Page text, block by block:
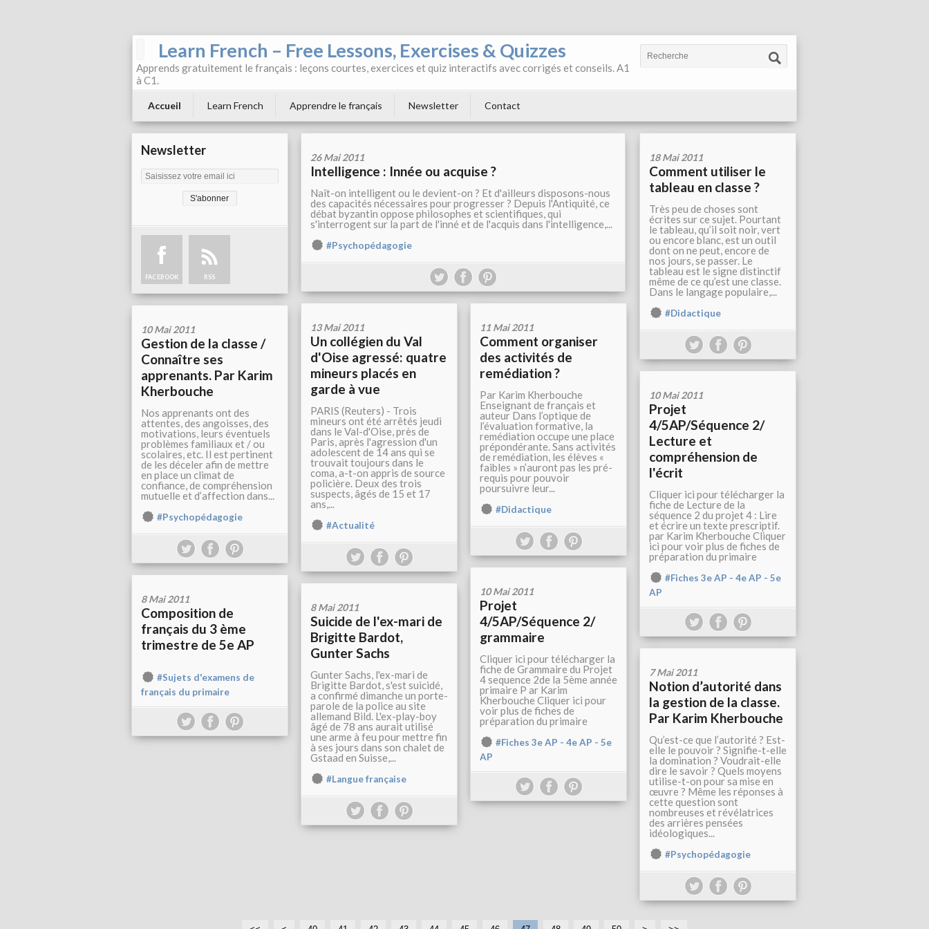
Learn French – Free Lessons, Exercises & Quizzes
Apprends gratuitement le français : leçons courtes, exercices et quiz interactifs avec corrigés et conseils. A1
à C1.
Accueil Learn French Apprendre le français Newsletter Contact
Newsletter
FACEBOOK RSS
26 Mai 2011
Intelligence : Innée ou acquise ?
Naît-on intelligent ou le devient-on ? Et d'ailleurs disposons-nous
des capacités nécessaires pour progresser ? Depuis l'Antiquité, ce
débat byzantin oppose philosophes et scientifiques, qui
s'interrogent sur la part de l'inné et de l'acquis dans l'intelligence,...
#Psychopédagogie
18 Mai 2011
Comment utiliser le
tableau en classe ?
Très peu de choses sont
écrites sur ce sujet. Pourtant
le tableau, qu’il soit noir, vert
ou encore blanc, est un outil
dont on ne peut, encore de
nos jours, se passer. Le
tableau est le signe distinctif
même de ce qu’est une classe.
Dans le langage populaire,...
#Didactique
13 Mai 2011
Un collégien du Val
d'Oise agressé: quatre
mineurs placés en
garde à vue
PARIS (Reuters) - Trois
mineurs ont été arrêtés jeudi
dans le Val-d'Oise, près de
Paris, après l'agression d'un
adolescent de 14 ans qui se
trouvait toujours dans le
coma, a-t-on appris de source
policière. Deux des trois
suspects, âgés de 15 et 17
ans,...
#Actualité
11 Mai 2011
Comment organiser
des activités de
remédiation ?
Par Karim Kherbouche
Enseignant de français et
auteur Dans l’optique de
l’évaluation formative, la
remédiation occupe une place
prépondérante. Sans activités
de remédiation, les élèves «
faibles » n’auront pas les pré-
requis pour pouvoir
poursuivre leur...
#Didactique
10 Mai 2011
Gestion de la classe /
Connaître ses
apprenants. Par Karim
Kherbouche
Nos apprenants ont des
attentes, des angoisses, des
motivations, leurs éventuels
problèmes familiaux et / ou
scolaires, etc. Il est pertinent
de les déceler afin de mettre
en place un climat de
confiance, de compréhension
mutuelle et d’affection dans...
#Psychopédagogie
10 Mai 2011
Projet
4/5AP/Séquence 2/
Lecture et
compréhension de
l'écrit
Cliquer ici pour télécharger la
fiche de Lecture de la
séquence 2 du projet 4 : Lire
et écrire un texte prescriptif.
par Karim Kherbouche Cliquer
ici pour voir plus de fiches de
préparation du primaire
#Fiches 3e AP - 4e AP - 5e
AP
10 Mai 2011
Projet
4/5AP/Séquence 2/
grammaire
Cliquer ici pour télécharger la
fiche de Grammaire du Projet
4 sequence 2de la 5ème année
primaire P ar Karim
Kherbouche Cliquer ici pour
voir plus de fiches de
préparation du primaire
#Fiches 3e AP - 4e AP - 5e
AP
8 Mai 2011
Composition de
français du 3 ème
trimestre de 5e AP
#Sujets d'examens de
français du primaire
8 Mai 2011
Suicide de l'ex-mari de
Brigitte Bardot,
Gunter Sachs
Gunter Sachs, l'ex-mari de
Brigitte Bardot, s'est suicidé,
a confirmé dimanche un porte-
parole de la police au site
allemand Bild. L'ex-play-boy
âgé de 78 ans aurait utilisé
une arme à feu pour mettre fin
à ses jours dans son chalet de
Gstaad en Suisse,...
#Langue française
7 Mai 2011
Notion d’autorité dans
la gestion de la classe.
Par Karim Kherbouche
Qu’est-ce que l’autorité ? Est-
elle le pouvoir ? Signifie-t-elle
la domination ? Voudrait-elle
dire le savoir ? Quels moyens
utilise-t-on pour sa mise en
œuvre ? Même les réponses à
cette question sont
nombreuses et révélatrices
des arrières pensées
idéologiques...
#Psychopédagogie